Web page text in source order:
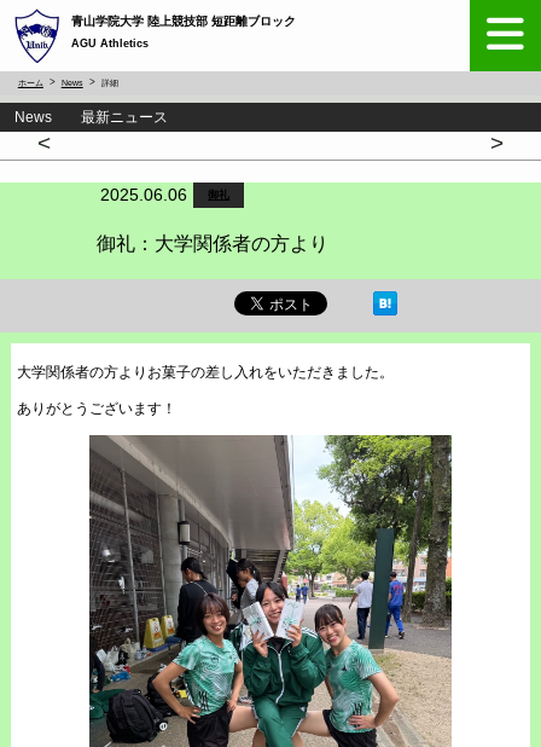
青山学院大学 陸上競技部 短距離ブロック
AGU Athletics
ホーム News 詳細
News 最新ニュース
< >
2025.06.06 御礼
御礼：大学関係者の方より
大学関係者の方よりお菓子の差し入れをいただきました。
ありがとうございます！